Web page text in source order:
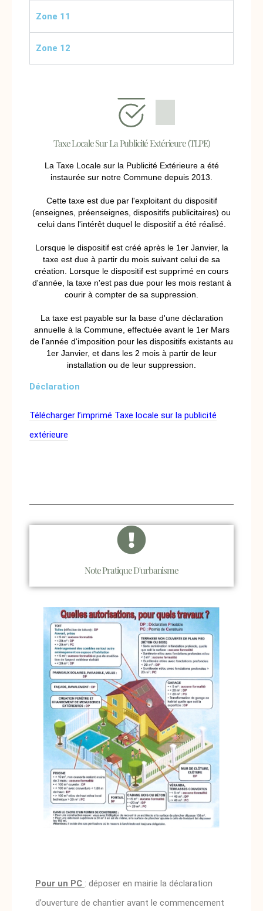
Zone 11
Zone 12
Taxe Locale Sur La Publicité Extérieure (TLPE)
La Taxe Locale sur la Publicité Extérieure a été
instaurée sur notre Commune depuis 2013.
Cette taxe est due par l'exploitant du dispositif
(enseignes, préenseignes, dispositifs publicitaires) ou
celui dans l'intérêt duquel le dispositif a été réalisé.
Lorsque le dispositif est créé après le 1er Janvier, la
taxe est due à partir du mois suivant celui de sa
création. Lorsque le dispositif est supprimé en cours
d'année, la taxe n'est pas due pour les mois restant à
courir à compter de sa suppression.
La taxe est payable sur la base d'une déclaration
annuelle à la Commune, effectuée avant le 1er Mars
de l'année d'imposition pour les dispositifs existants au
1er Janvier, et dans les 2 mois à partir de leur
installation ou de leur suppression.
Déclaration
Télécharger l’imprimé Taxe locale sur la publicité
extérieure
Note Pratique D'urbanisme
Pour un PC : déposer en mairie la déclaration
d’ouverture de chantier avant le commencement